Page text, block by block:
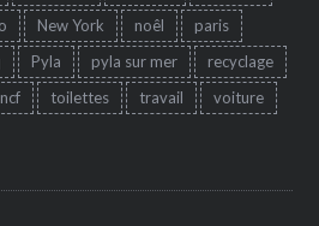
New York noêl
paris
Pyla pyla sur mer
recyclage
toilettes travail
voiture